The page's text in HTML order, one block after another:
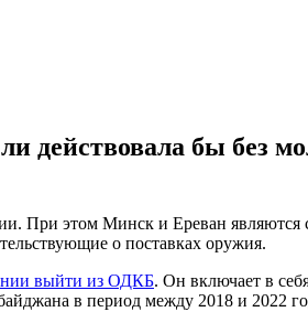
действовала бы без
При этом Минск и Ереван
о поставках оружия.
выйти из ОДКБ. Он включает в
в период между 2018 и 2022